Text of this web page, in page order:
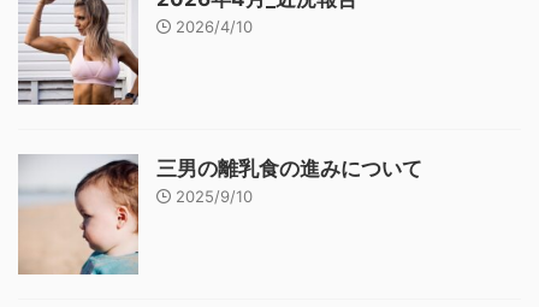
2026/4/10
三男の離乳食の進みについて
2025/9/10